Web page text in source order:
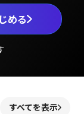
める
すべてを表示